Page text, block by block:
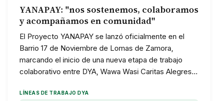
YANAPAY: "nos sostenemos, colaboramos
y acompañamos en comunidad"
El Proyecto YANAPAY se lanzó oficialmente en el
Barrio 17 de Noviembre de Lomas de Zamora,
marcando el inicio de una nueva etapa de trabajo
colaborativo entre DYA, Wawa Wasi Caritas Alegres,
organizaciones sociales. YANAPAY —que significa
LÍNEAS DE TRABAJO DYA